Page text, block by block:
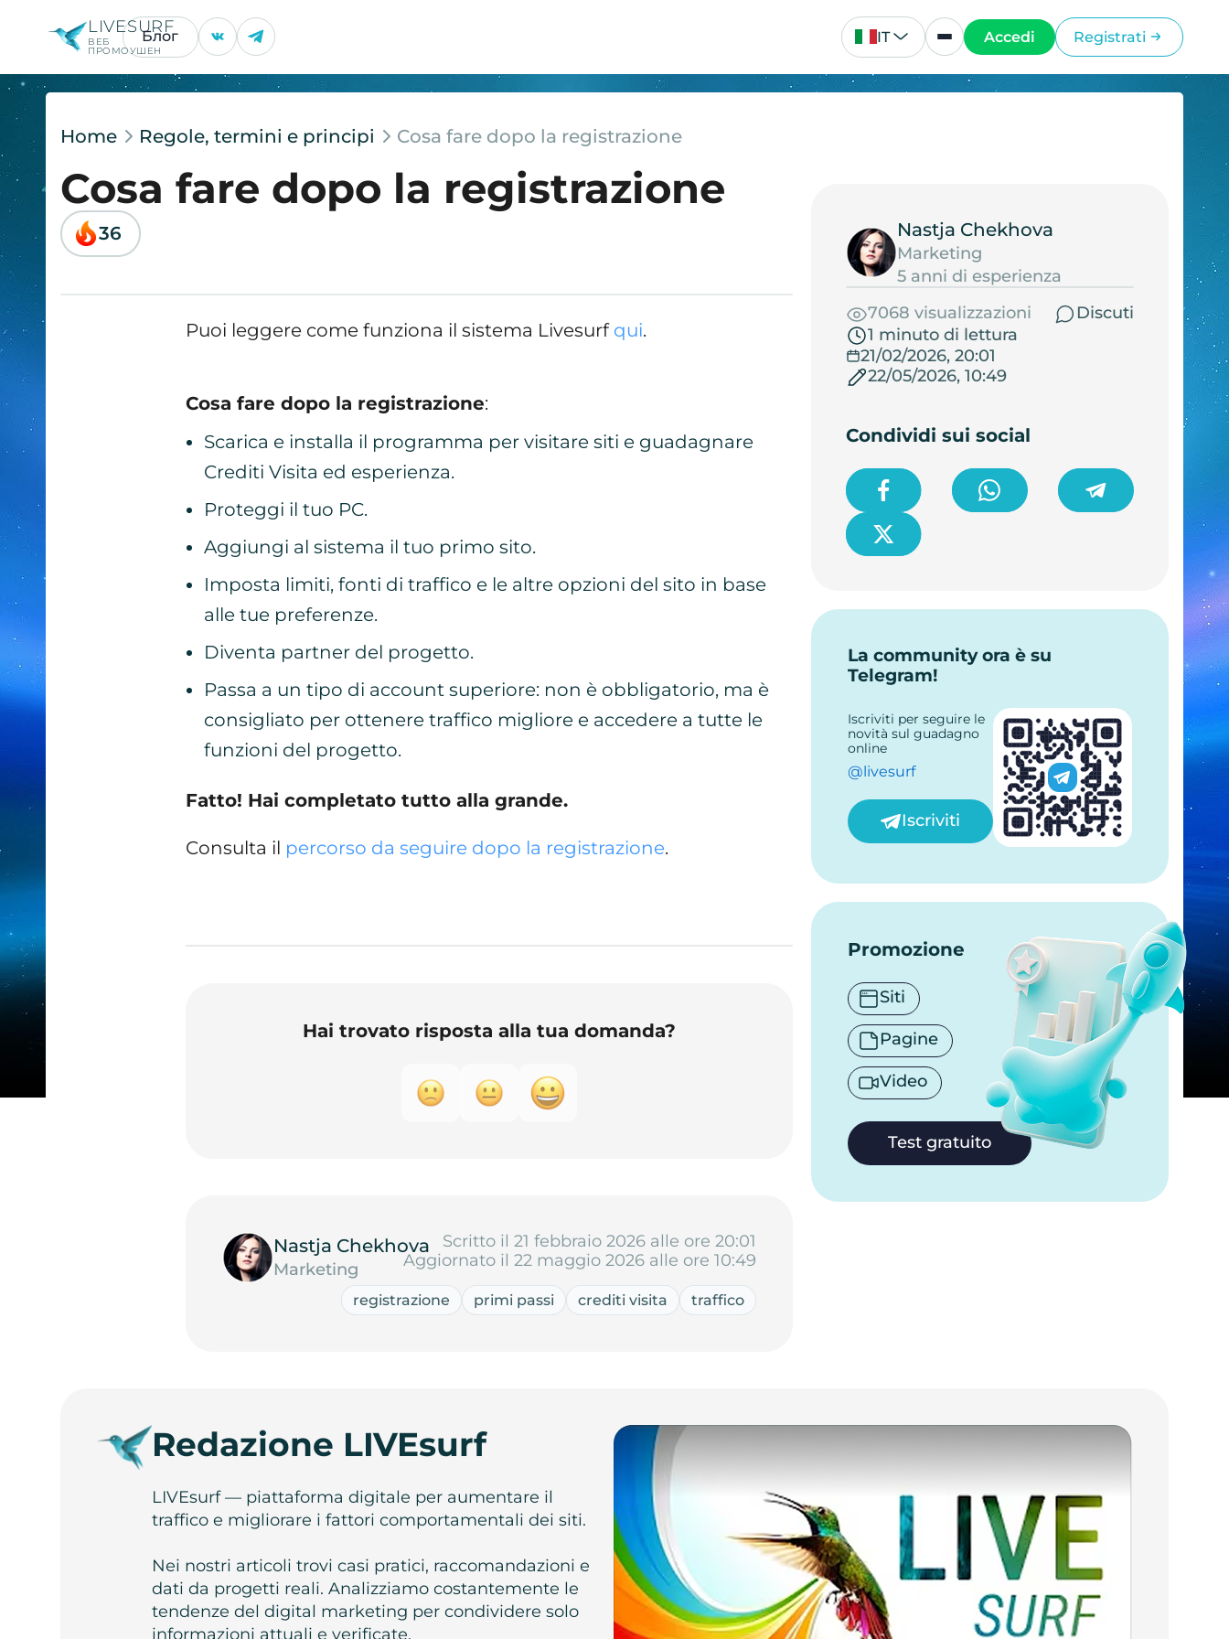
LIVESURF
ВЕБ
ПРОМОУШЕН
Блог IT Accedi Registrati
Home Regole, termini e principi Cosa fare dopo la registrazione
Cosa fare dopo la registrazione
36
Puoi leggere come funziona il sistema Livesurf qui.
Cosa fare dopo la registrazione:
Scarica e installa il programma per visitare siti e guadagnare
Crediti Visita ed esperienza.
Proteggi il tuo PC.
Aggiungi al sistema il tuo primo sito.
Imposta limiti, fonti di traffico e le altre opzioni del sito in base
alle tue preferenze.
Diventa partner del progetto.
Passa a un tipo di account superiore: non è obbligatorio, ma è
consigliato per ottenere traffico migliore e accedere a tutte le
funzioni del progetto.
Fatto! Hai completato tutto alla grande.
Consulta il percorso da seguire dopo la registrazione.
Hai trovato risposta alla tua domanda?
Nastja Chekhova
Marketing
Scritto il 21 febbraio 2026 alle ore 20:01
Aggiornato il 22 maggio 2026 alle ore 10:49
registrazione primi passi crediti visita traffico
Nastja Chekhova
Marketing
5 anni di esperienza
7068 visualizzazioni
Discuti
1 minuto di lettura
21/02/2026, 20:01
22/05/2026, 10:49
Condividi sui social
La community ora è su
Telegram!
Iscriviti per seguire le
novità sul guadagno
online
@livesurf
Iscriviti
Promozione
Siti
Pagine
Video
Test gratuito
Redazione LIVEsurf
LIVEsurf — piattaforma digitale per aumentare il
traffico e migliorare i fattori comportamentali dei siti.
Nei nostri articoli trovi casi pratici, raccomandazioni e
dati da progetti reali. Analizziamo costantemente le
tendenze del digital marketing per condividere solo
informazioni attuali e verificate.